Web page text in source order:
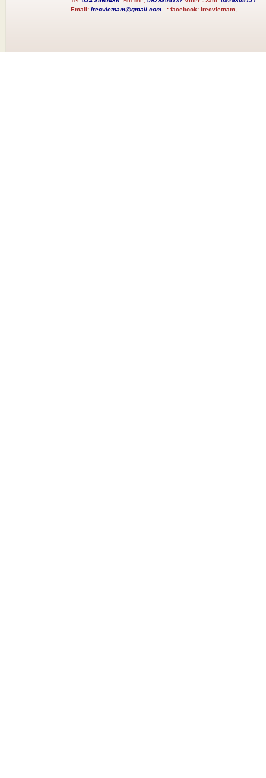
Email: irecvietnam@gmail.com :facebook: irecvietnam,